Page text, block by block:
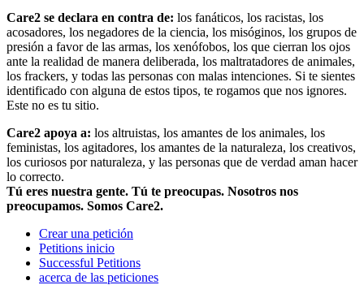
Care2 se declara en contra de: los fanáticos, los racistas, los
acosadores, los negadores de la ciencia, los misóginos, los grupos de
presión a favor de las armas, los xenófobos, los que cierran los ojos
ante la realidad de manera deliberada, los maltratadores de animales,
los frackers, y todas las personas con malas intenciones. Si te sientes
identificado con alguna de estos tipos, te rogamos que nos ignores.
Este no es tu sitio.
Care2 apoya a: los altruistas, los amantes de los animales, los
feministas, los agitadores, los amantes de la naturaleza, los creativos,
los curiosos por naturaleza, y las personas que de verdad aman hacer
lo correcto.
Tú eres nuestra gente. Tú te preocupas. Nosotros nos
preocupamos. Somos Care2.
Crear una petición
Petitions inicio
Successful Petitions
acerca de las peticiones